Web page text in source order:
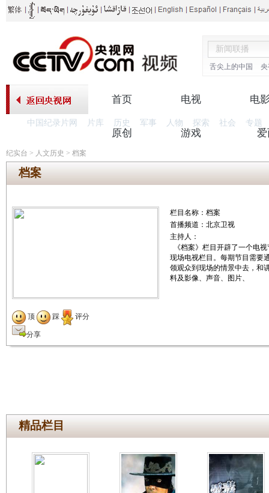
舌尖上的中国
首页 电视 电
中国纪录片网 片库 历史 军事 人物 探索 社会 专题
原创 游戏
纪实台 > 人文历史 > 档案
档案
顶 踩 评分
分享
栏目名称：档案
首播频道：北京卫视
主持人：
《档案》栏目开辟了一个电
现场电视栏目。每期节目需要
领观众到现场的情景中去，和
料及影像、声音、图片、
精品栏目